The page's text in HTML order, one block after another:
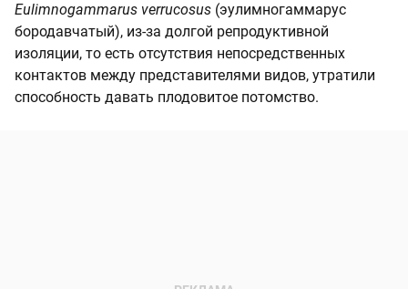
Eulimnogammarus verrucosus (эулимногаммарус
бородавчатый), из-за долгой репродуктивной
изоляции, то есть отсутствия непосредственных
контактов между представителями видов, утратили
способность давать плодовитое потомство.